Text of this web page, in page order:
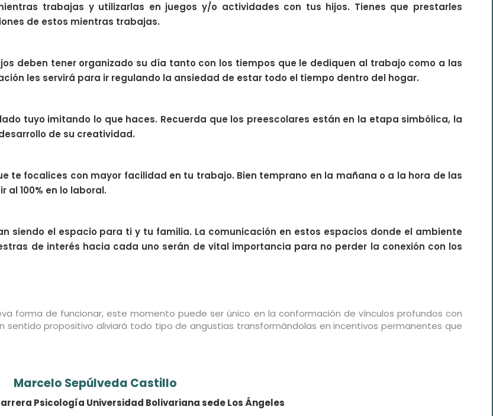
trabajas y utilizarlas en juegos y/o actividades con tus hijos. Tienes que prestarles
de estos mientras trabajas.
deben tener organizado su día tanto con los tiempos que le dediquen al trabajo como a las
les servirá para ir regulando la ansiedad de estar todo el tiempo dentro del hogar.
tuyo imitando lo que haces. Recuerda que los preescolares están en la etapa simbólica, la
de su creatividad.
te focalices con mayor facilidad en tu trabajo. Bien temprano en la mañana o a la hora de las
100% en lo laboral.
siendo el espacio para ti y tu familia. La comunicación en estos espacios donde el ambiente
de interés hacia cada uno serán de vital importancia para no perder la conexión con los
forma de funcionar, este momento puede ser único en la conformación de vínculos profundos con
sentido propositivo aliviará todo tipo de angustias transformándolas en incentivos permanentes que
Marcelo Sepúlveda Castillo
Psicología Universidad Bolivariana sede Los Ángeles